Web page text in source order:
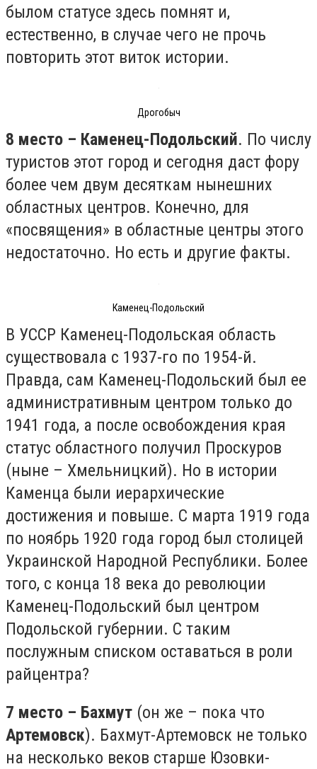
былом статусе здесь помнят и,
естественно, в случае чего не прочь
повторить этот виток истории.
Дрогобыч
8 место – Каменец-Подольский. По числу
туристов этот город и сегодня даст фору
более чем двум десяткам нынешних
областных центров. Конечно, для
«посвящения» в областные центры этого
недостаточно. Но есть и другие факты.
Каменец-Подольский
В УССР Каменец-Подольская область
существовала с 1937-го по 1954-й.
Правда, сам Каменец-Подольский был ее
административным центром только до
1941 года, а после освобождения края
статус областного получил Проскуров
(ныне – Хмельницкий). Но в истории
Каменца были иерархические
достижения и повыше. С марта 1919 года
по ноябрь 1920 года город был столицей
Украинской Народной Республики. Более
того, с конца 18 века до революции
Каменец-Подольский был центром
Подольской губернии. С таким
послужным списком оставаться в роли
райцентра?
7 место – Бахмут (он же – пока что
Артемовск). Бахмут-Артемовск не только
на несколько веков старше Юзовки-